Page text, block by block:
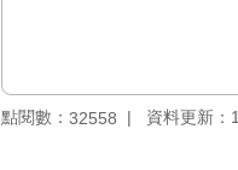
點閱數： 32558 資料更新：